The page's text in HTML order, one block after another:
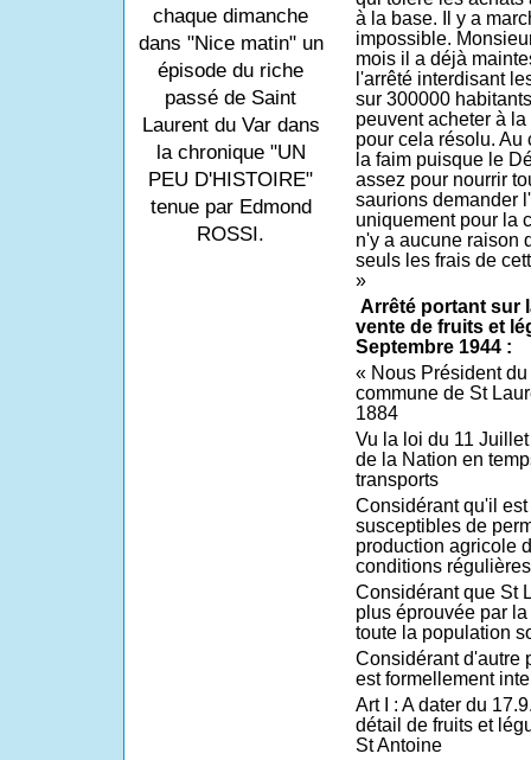
chaque dimanche
dans "Nice matin" un
épisode du riche
passé de Saint
Laurent du Var dans
la chronique "UN
PEU D'HISTOIRE"
tenue par Edmond
ROSSI.
à la base. Il y a
impossible.
mois il a déjà
l'arrêté interdisant
sur 300000
peuvent acheter à
pour cela résolu. Au
la faim puisque le
assez pour nourrir
saurions demander
uniquement pour la
n'y a aucune raison
seuls les frais de
»
Arrêté portant sur
vente de fruits et
Septembre 1944 :
« Nous Président
commune de St
1884
Vu la loi du 11
de la Nation en
transports
Considérant qu'il
susceptibles de
production agricole
conditions régulières
Considérant que St
plus éprouvée par
toute la population
Considérant d'autre
est formellement
Art I : A dater du
détail de fruits et
St Antoine